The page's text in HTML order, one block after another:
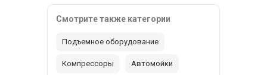
Смотрите также категории
Подъемное оборудование
Компрессоры Автомойки